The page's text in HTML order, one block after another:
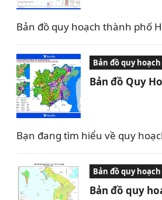
Bản đồ quy hoạch thành phố
Bản đồ quy hoạch
Bản đồ Quy
Bạn đang tìm hiểu về quy
Bản đồ quy hoạch
Bản đồ quy